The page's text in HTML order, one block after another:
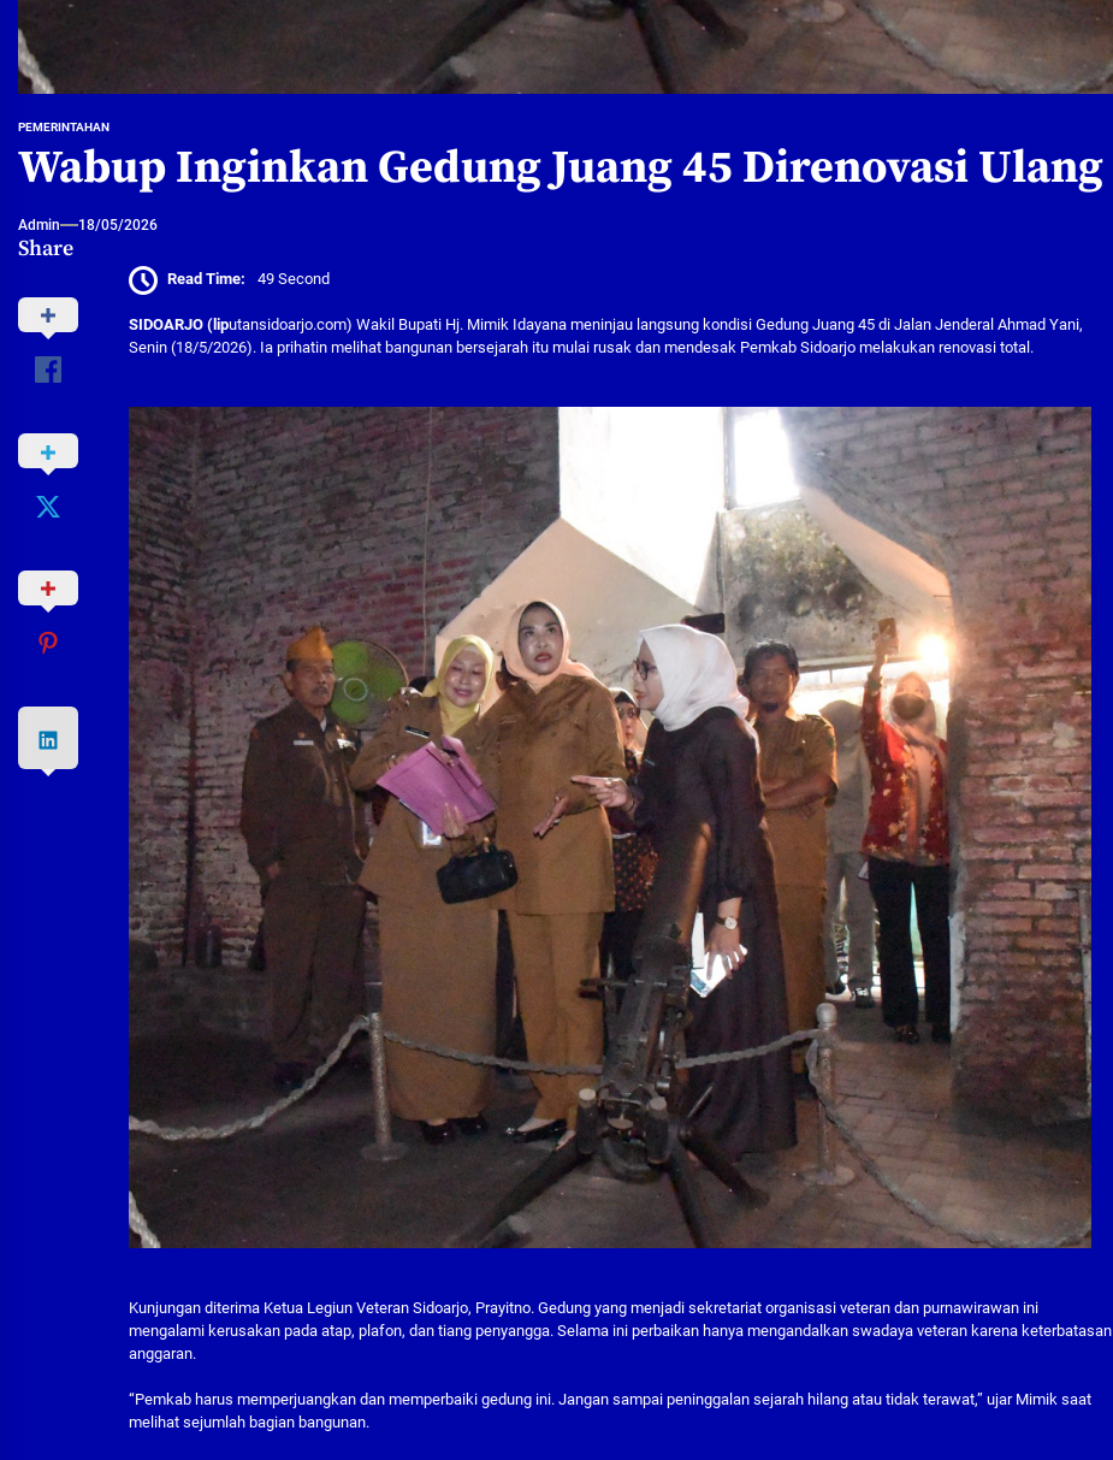
PEMERINTAHAN
Wabup Inginkan Gedung Juang 45 Direnovasi Ulang
Admin 18/05/2026
Share
Read Time: 49 Second
SIDOARJO (liputansidoarjo.com) Wakil Bupati Hj. Mimik Idayana meninjau langsung kondisi Gedung Juang 45 di Jalan Jenderal Ahmad Yani,
Senin (18/5/2026). Ia prihatin melihat bangunan bersejarah itu mulai rusak dan mendesak Pemkab Sidoarjo melakukan renovasi total.
Kunjungan diterima Ketua Legiun Veteran Sidoarjo, Prayitno. Gedung yang menjadi sekretariat organisasi veteran dan purnawirawan ini
mengalami kerusakan pada atap, plafon, dan tiang penyangga. Selama ini perbaikan hanya mengandalkan swadaya veteran karena keterbatasan
anggaran.
“Pemkab harus memperjuangkan dan memperbaiki gedung ini. Jangan sampai peninggalan sejarah hilang atau tidak terawat,” ujar Mimik saat
melihat sejumlah bagian bangunan.